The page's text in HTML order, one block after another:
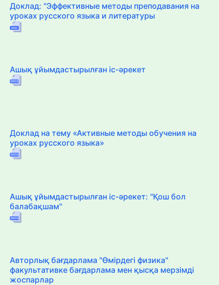
Доклад: "Эффективные методы преподавания на
уроках русского языка и литературы
Ашық ұйымдастырылған іс-әрекет
Доклад на тему «Активные методы обучения на
уроках русского языка»
Ашық ұйымдастырылған іс-әрекет: "Қош бол
балабақшам"
Авторлық бағдарлама "Өмірдегі физика"
факультативке бағдарлама мен қысқа мерзімді
жоспарлар